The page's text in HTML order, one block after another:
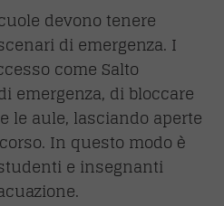
devono tenere
di emergenza. I
come Salto
emergenza, di bloccare
le aule, lasciando aperte
In questo modo è
e insegnanti